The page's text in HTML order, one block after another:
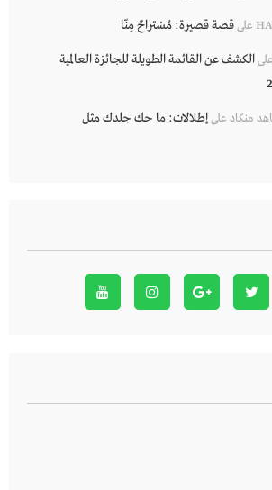
علىقصة قصيرة: مُسْتراحٌ مِنّا
علىالكشف عن القائمة الطويلة للجائزة العالمية
علىإطلالات: ما حك جلدك مثل